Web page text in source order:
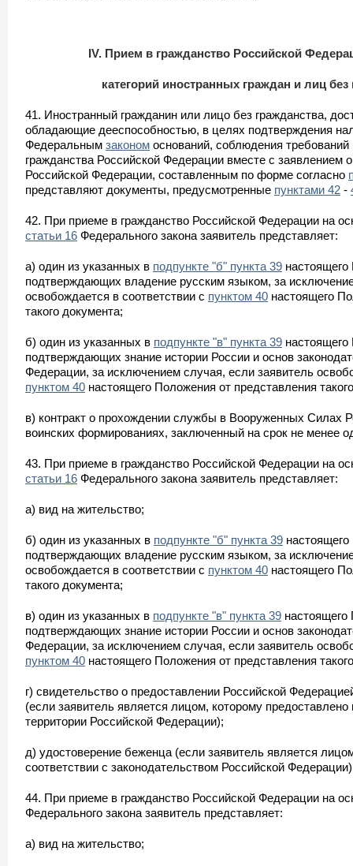
IV. Прием в гражданство Российской
категорий иностранных граждан и лиц без
41. Иностранный гражданин или лицо без гражданства,
обладающие дееспособностью, в целях подтверждения
Федеральным законом оснований, соблюдения
гражданства Российской Федерации вместе с заявлением
Российской Федерации, составленным по форме согласно
представляют документы, предусмотренные пунктами 42 -
42. При приеме в гражданство Российской Федерации на
статьи 16 Федерального закона заявитель представляет:
а) один из указанных в подпункте "б" пункта 39
подтверждающих владение русским языком, за
освобождается в соответствии с пунктом 40 настоящего
такого документа;
б) один из указанных в подпункте "в" пункта 39
подтверждающих знание истории России и основ
Федерации, за исключением случая, если заявитель
пунктом 40 настоящего Положения от представления
в) контракт о прохождении службы в Вооруженных Силах
воинских формированиях, заключенный на срок не менее
43. При приеме в гражданство Российской Федерации на
статьи 16 Федерального закона заявитель представляет:
а) вид на жительство;
б) один из указанных в подпункте "б" пункта 39
подтверждающих владение русским языком, за
освобождается в соответствии с пунктом 40 настоящего
такого документа;
в) один из указанных в подпункте "в" пункта 39
подтверждающих знание истории России и основ
Федерации, за исключением случая, если заявитель
пунктом 40 настоящего Положения от представления
г) свидетельство о предоставлении Российской
(если заявитель является лицом, которому
территории Российской Федерации);
д) удостоверение беженца (если заявитель является
соответствии с законодательством Российской
44. При приеме в гражданство Российской Федерации на
Федерального закона заявитель представляет:
а) вид на жительство;